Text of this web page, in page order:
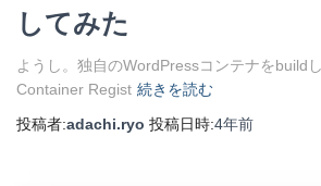
してみた
ようし。独自のWordPressコンテナをbuild
Container Regist 続きを読む
投稿者:adachi.ryo 投稿日時:4年前